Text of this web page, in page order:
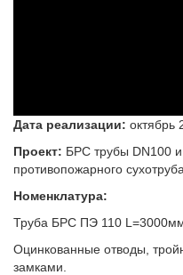
Дата реализации: октябрь
Проект: БРС трубы DN100
противопожарного сухотруба.
Номенклатура:
Труба БРС ПЭ 110
Оцинкованные отводы,
замками.